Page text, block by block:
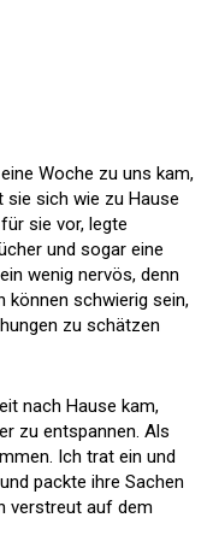
Woche zu uns kam,
sie sich wie zu Hause
sie vor, legte
und sogar eine
wenig nervös, denn
können schwierig sein,
zu schätzen
nach Hause kam,
zu entspannen. Als
Ich trat ein und
packte ihre Sachen
verstreut auf dem